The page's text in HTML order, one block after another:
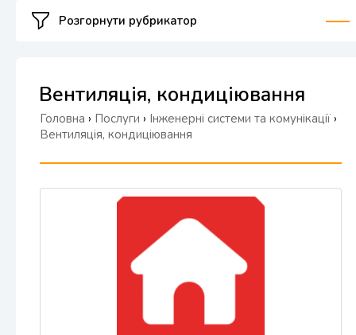
Розгорнути рубрикатор
Вентиляція, кондиціювання
Головна › Послуги › Інженерні системи та комунікації ›
Вентиляція, кондиціювання